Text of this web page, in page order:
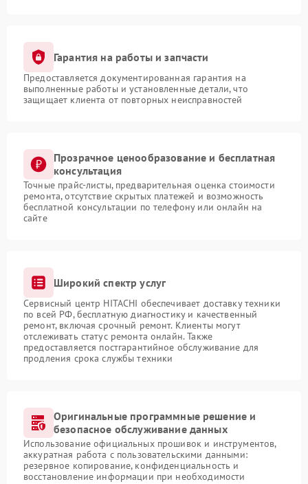
Гарантия на работы и запчасти
Предоставляется документированная гарантия на
выполненные работы и установленные детали, что
защищает клиента от повторных неисправностей
Прозрачное ценообразование и бесплатная
консультация
Точные прайс-листы, предварительная оценка стоимости
ремонта, отсутствие скрытых платежей и возможность
бесплатной консультации по телефону или онлайн на
сайте
Широкий спектр услуг
Сервисный центр HITACHI обеспечивает доставку техники
по всей РФ, бесплатную диагностику и качественный
ремонт, включая срочный ремонт. Клиенты могут
отслеживать статус ремонта онлайн. Также
предоставляется постгарантийное обслуживание для
продления срока службы техники
Оригинальные программные решение и
безопасное обслуживание данных
Использование официальных прошивок и инструментов,
аккуратная работа с пользовательскими данными:
резервное копирование, конфиденциальность и
восстановление информации при необходимости